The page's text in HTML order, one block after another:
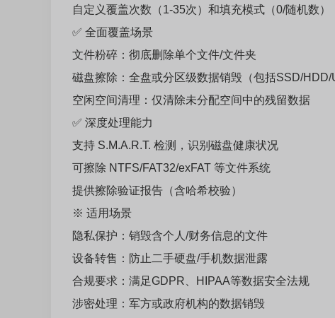
自定义覆盖次数（1-35次）和填充模式（0/随机数）
✅ 全面覆盖场景
文件粉碎：彻底删除单个文件/文件夹
磁盘擦除：全盘或分区级数据销毁（包括SSD/HDD/
空闲空间清理：仅清除未分配空间中的残留数据
✅ 深度处理能力
支持 S.M.A.R.T. 检测，识别磁盘健康状况
可擦除 NTFS/FAT32/exFAT 等文件系统
提供擦除验证报告（含哈希校验）
※ 适用场景
隐私保护：销毁含个人/财务信息的文件
设备转售：防止二手硬盘/手机数据泄露
合规要求：满足GDPR、HIPAA等数据安全法规
涉密处理：军方或政府机构的数据销毁